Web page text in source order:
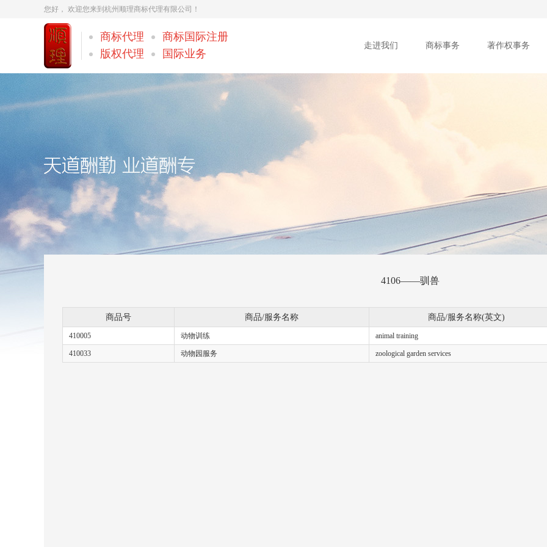
您好， 欢迎您来到杭州顺理商标代理有限公司！
商标代理
商标国际注册
版权代理
国际业务
走进我们 商标事务 著作权事务
4106——驯兽
商品号 商品/服务名称 商品/服务名称(英文)
410005 动物训练 animal training
410033 动物园服务 zoological garden services